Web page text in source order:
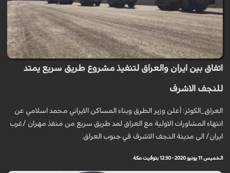
اتفاق بين ايران والعراق لتنفيذ مشروع طريق سريع يمتد
للنجف الاشرف
العراق_الكوثر: أعلن وزير الطرق وبناء المساكن الايراني محمد اسلامي عن
انتهاء المشاورات الاولية مع العراق لمد طريق سريع من منفذ مهران /غرب
ايران/ الى مدينة النجف الاشرف في جنوب العراق.
الخميس 11 يونيو 2020 - 12:30 بتوقيت مكة